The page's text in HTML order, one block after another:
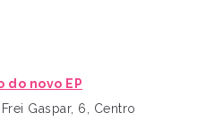
novo EP
Frei Gaspar, 6, Centro